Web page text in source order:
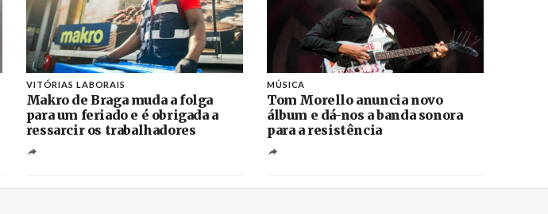
VITÓRIAS LABORAIS
Makro de Braga muda a folga
para um feriado e é obrigada a
ressarcir os trabalhadores
MÚSICA
Tom Morello anuncia novo
álbum e dá-nos a banda sonora
para a resistência